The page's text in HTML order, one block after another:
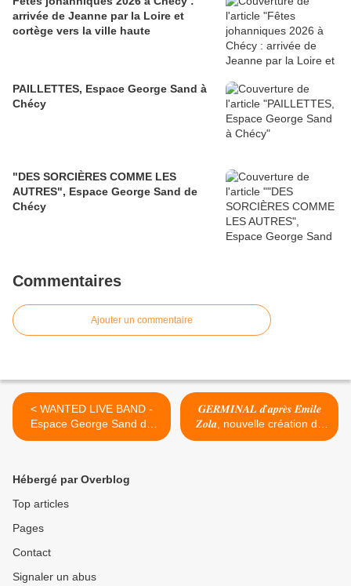
arrivée de Jeanne par la Loire et
cortège vers la ville haute
PAILLETTES, Espace George Sand à
Chécy
"DES SORCIÈRES COMME LES
AUTRES", Espace George Sand de
Chécy
Commentaires
Ajouter un commentaire
< WANTED LIVE BAND -
Espace George Sand de
Chécy
𝑮𝑬𝑹𝑴𝑰𝑵𝑨𝑳 𝒅'𝒂𝒑𝒓𝒆̀𝒔 𝑬́𝒎𝒊𝒍𝒆
𝒁𝒐𝒍𝒂, nouvelle création du
KRIZO Théâtre en tournée
Hébergé par Overblog
Top articles
Pages
Contact
Signaler un abus